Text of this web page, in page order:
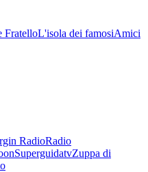
FratelloL'isola dei famosiAmici
RadioRadio
SuperguidatvZuppa di